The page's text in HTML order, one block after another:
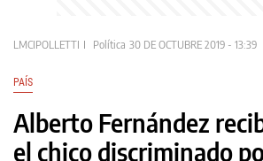
LMCIPOLLETTI Política 30 DE OCTUBRE 2019 - 13:39
PAÍS
Alberto Fernández
el chico discriminado